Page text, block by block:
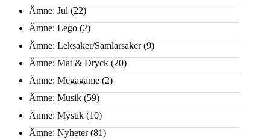
Ämne: Jul (22)
Ämne: Lego (2)
Ämne: Leksaker/Samlarsaker(9)
Ämne: Mat & Dryck (20)
Ämne: Megagame (2)
Ämne: Musik (59)
Ämne: Mystik (10)
Ämne: Nyheter(81)